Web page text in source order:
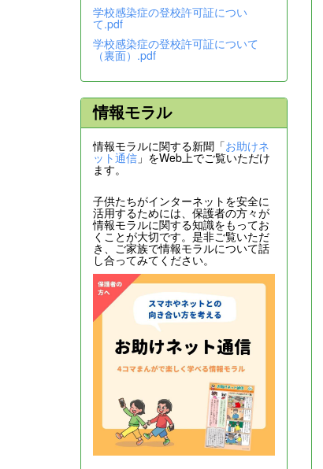
学校感染症の登校許可証につい
て.pdf
学校感染症の登校許可証について
（裏面）.pdf
情報モラル
情報モラルに関する新聞「お助けネ
ット通信 」をWeb上でご覧いただけ
ます。
子供たちがインターネットを安全に
活用するためには、保護者の方々が
情報モラルに関する知識をもってお
くことが大切です。是非ご覧いただ
き、ご家族で情報モラルについて話
し合ってみてください。